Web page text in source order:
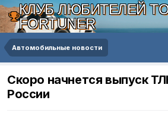
КЛУБ ЛЮБИТЕЛЕЙ
FORTUNER
Автомобильные новости
Скоро начнется выпуск
России